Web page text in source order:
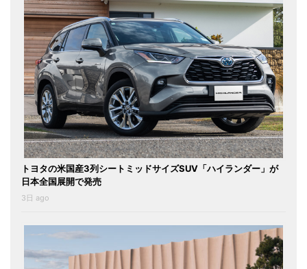
トヨタの米国産3列シートミッドサイズSUV「ハイランダー」が
日本全国展開で発売
3日 ago